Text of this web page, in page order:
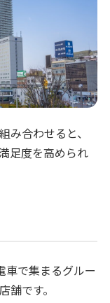
み合わせると、
足度を高められ
車で集まるグルー
舗です。